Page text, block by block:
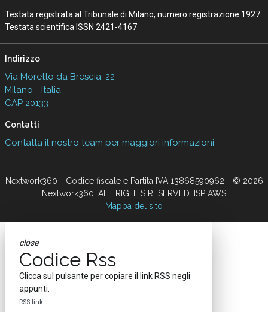
Testata registrata al Tribunale di Milano, numero registrazione 1927.
Testata scientifica ISSN 2421-4167
Indirizzo
Via Moretto da Brescia, 22
Milano - Italia
CAP 20133
Contatti
Contatta il nostro team per maggiori informazioni
Nextwork360 - Codice fiscale e Partita IVA 13868590962 - © 2026
Nextwork360. ALL RIGHTS RESERVED. ISP AWS
Mappa del sito
close
Codice Rss
Clicca sul pulsante per copiare il link RSS negli
appunti.
RSS link